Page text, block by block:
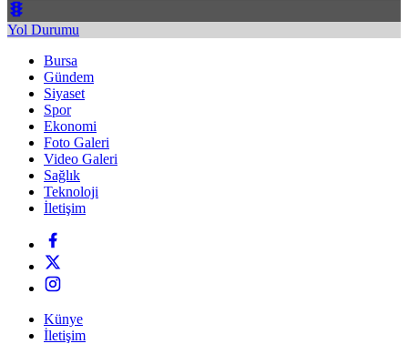
Yol Durumu
Bursa
Gündem
Siyaset
Spor
Ekonomi
Foto Galeri
Video Galeri
Sağlık
Teknoloji
İletişim
Künye
İletişim